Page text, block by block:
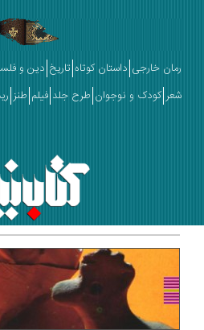
رمان خارجی داستان کوتاه تاریخ دین و
شعر کودک و نوجوان طرح جلد فیلم طنز